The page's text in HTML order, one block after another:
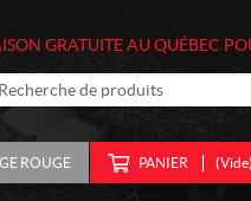
GRATUITE AU QUÉBEC
ROUGE PANIER (Vide)